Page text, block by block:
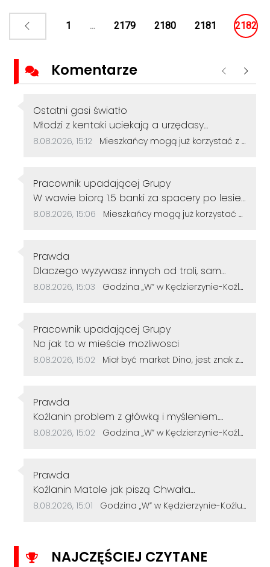
1 ... 2179 2180 2181 2182
Komentarze Poprzednie
Autor komentarza:
Ostatni gasi światło
Treść komentarza:
Młodzi z kentaki uciekają a urzędasy
otwierają alejki nic nieznaczące dla rozwoju
Data dodania komentarza:
8.08.2026, 15:12 Źródło komentarza:
Mieszkańcy mogą już korzystać z powiększonego parku w Śródmieściu. Są nowe alejki i ławki
Autor komentarza:
Pracownik upadającej Grupy
Treść komentarza:
W wawie biorą 1.5 banki za spacery po lesie
u nas ile
Data dodania komentarza:
8.08.2026, 15:06 Źródło komentarza:
Mieszkańcy mogą już korzystać z powiększonego parku w Śródmieściu. Są nowe alejki i ławki
Autor komentarza:
Prawda
Treść komentarza:
Dlaczego wyzywasz innych od troli, sam
jesteś tępy. Życzę więcej rozumu.
Data dodania komentarza:
8.08.2026, 15:03 Źródło komentarza:
Godzina „W” w Kędzierzynie-Koźlu. Mieszkańcy uczcili pamięć powstańców warszawskich
Autor komentarza:
Pracownik upadającej Grupy
Treść komentarza:
No jak to w mieście mozliwosci
Data dodania komentarza:
8.08.2026, 15:02 Źródło komentarza:
Miał być market Dino, jest znak zapytania. Przetarg na działkę przy szkole zakończył się bez ofert
Autor komentarza:
Prawda
Treść komentarza:
Koźlanin problem z główką i myśleniem.
Psychiatra pomoże.
Data dodania komentarza:
8.08.2026, 15:02 Źródło komentarza:
Godzina „W” w Kędzierzynie-Koźlu. Mieszkańcy uczcili pamięć powstańców warszawskich
Autor komentarza:
Prawda
Treść komentarza:
Koźlanin Matole jak piszą Chwała
Bohaterom to naszym, którzy zginęli w
Data dodania komentarza:
8.08.2026, 15:01 Źródło komentarza:
Godzina „W” w Kędzierzynie-Koźlu. Mieszkańcy uczcili pamięć powstańców warszawskich
NAJCZĘŚCIEJ CZYTANE